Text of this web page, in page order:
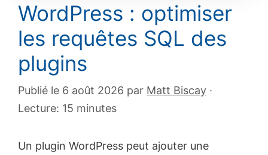
WordPress : optimiser
les requêtes SQL des
plugins
Publié le 6 août 2026 par Matt Biscay ·
Lecture: 15 minutes
Un plugin WordPress peut ajouter une